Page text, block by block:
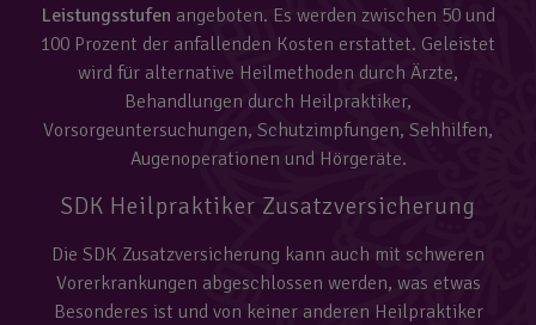
Leistungsstufen angeboten. Es werden zwischen 50 und
100 Prozent der anfallenden Kosten erstattet. Geleistet
wird für alternative Heilmethoden durch Ärzte,
Behandlungen durch Heilpraktiker,
Vorsorgeuntersuchungen, Schutzimpfungen, Sehhilfen,
Augenoperationen und Hörgeräte.
SDK Heilpraktiker Zusatzversicherung
Die SDK Zusatzversicherung kann auch mit schweren
Vorerkrankungen abgeschlossen werden, was etwas
Besonderes ist und von keiner anderen Heilpraktiker